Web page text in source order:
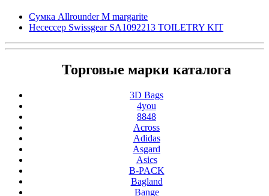
Сумка Allrounder M margarite
Несессер Swissgear SA1092213 TOILETRY KIT
Торговые марки каталога
3D Bags
4you
8848
Across
Adidas
Asgard
Asics
B-PACK
Bagland
Bange